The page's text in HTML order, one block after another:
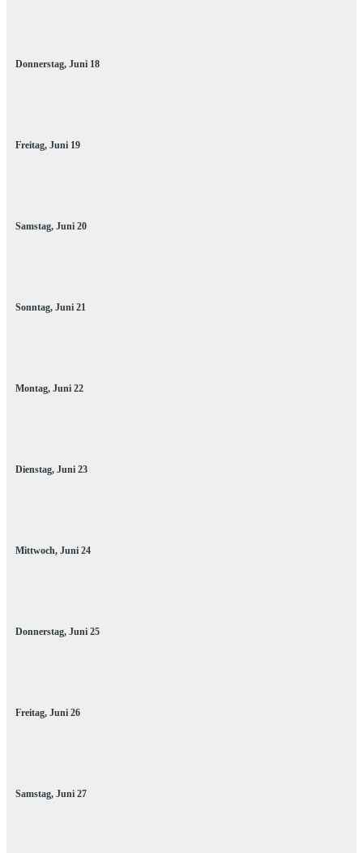
Donnerstag, Juni 18
Freitag, Juni 19
Samstag, Juni 20
Sonntag, Juni 21
Montag, Juni 22
Dienstag, Juni 23
Mittwoch, Juni 24
Donnerstag, Juni 25
Freitag, Juni 26
Samstag, Juni 27